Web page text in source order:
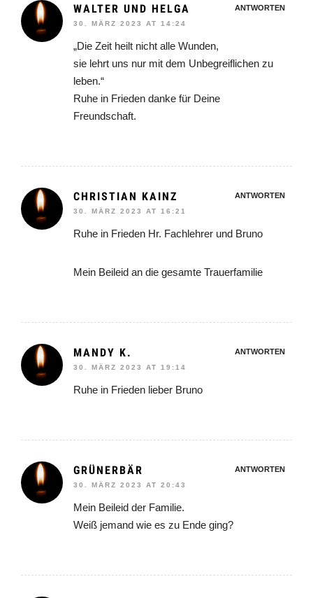
WALTER UND HELGA
30. MÄRZ 2023 AT 14:24
ANTWORTEN
„Die Zeit heilt nicht alle Wunden,
sie lehrt uns nur mit dem Unbegreiflichen zu
leben.“
Ruhe in Frieden danke für Deine
Freundschaft.
CHRISTIAN KAINZ
30. MÄRZ 2023 AT 16:21
ANTWORTEN
Ruhe in Frieden Hr. Fachlehrer und Bruno
Mein Beileid an die gesamte Trauerfamilie
MANDY K.
30. MÄRZ 2023 AT 19:14
ANTWORTEN
Ruhe in Frieden lieber Bruno
GRÜNERBÄR
30. MÄRZ 2023 AT 20:43
ANTWORTEN
Mein Beileid der Familie.
Weiß jemand wie es zu Ende ging?